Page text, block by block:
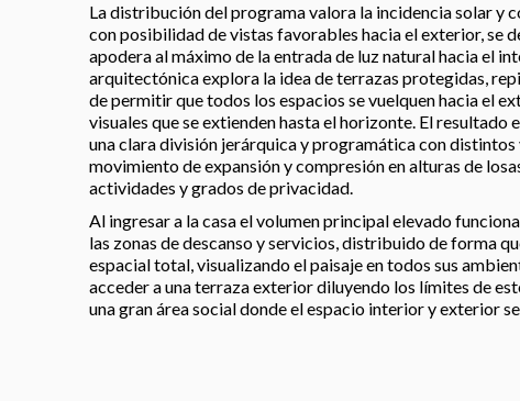
La distribución del programa valora la incidencia solar y
con posibilidad de vistas favorables hacia el exterior, se
apodera al máximo de la entrada de luz natural hacia el
arquitectónica explora la idea de terrazas protegidas,
de permitir que todos los espacios se vuelquen hacia el
visuales que se extienden hasta el horizonte. El resultado
una clara división jerárquica y programática con distintos
movimiento de expansión y compresión en alturas de
actividades y grados de privacidad.
Al ingresar a la casa el volumen principal elevado
las zonas de descanso y servicios, distribuido de forma
espacial total, visualizando el paisaje en todos sus
acceder a una terraza exterior diluyendo los límites de
una gran área social donde el espacio interior y exterior